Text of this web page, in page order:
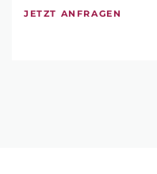
JETZT ANFRAGEN